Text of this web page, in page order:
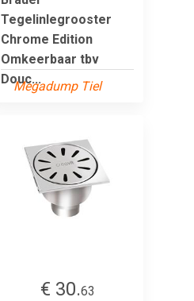
Tegelinlegrooster
Chrome Edition
Omkeerbaar tbv
Douc...
Megadump Tiel
€ 30.63